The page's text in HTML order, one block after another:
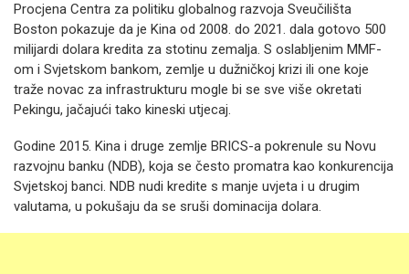
Procjena Centra za politiku globalnog razvoja Sveučilišta
Boston pokazuje da je Kina od 2008. do 2021. dala gotovo 500
milijardi dolara kredita za stotinu zemalja. S oslabljenim MMF-
om i Svjetskom bankom, zemlje u dužničkoj krizi ili one koje
traže novac za infrastrukturu mogle bi se sve više okretati
Pekingu, jačajući tako kineski utjecaj.
Godine 2015. Kina i druge zemlje BRICS-a pokrenule su Novu
razvojnu banku (NDB), koja se često promatra kao konkurencija
Svjetskoj banci. NDB nudi kredite s manje uvjeta i u drugim
valutama, u pokušaju da se sruši dominacija dolara.